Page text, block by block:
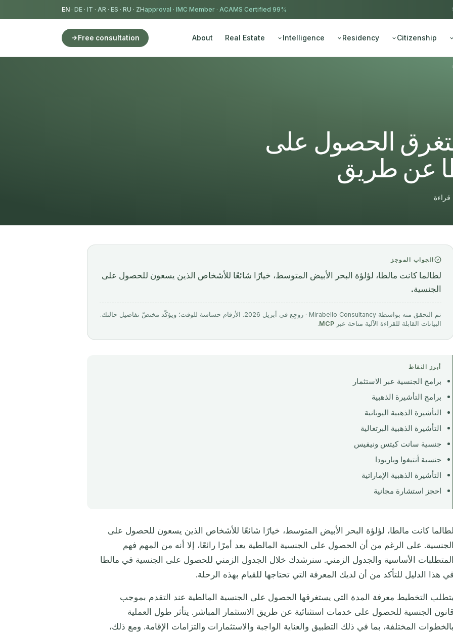
99% approval ·
IMC Member · ACAMS Certified
EN · DE · IT · AR · ES · RU · ZH
Citizenship
Residency
Intelligence
Real Estate
About
Free consultation
الحصول على
عن طريق
الجواب الموجز
لطالما كانت مالطا، لؤلؤة البحر الأبيض المتوسط، خيارًا شائعًا للأشخاص الذين يسعون للحصول على
الجنسية.
تم التحقق منه بواسطة Mirabello Consultancy · روجِع في أبريل 2026. الأرقام حساسة للوقت؛ ويؤكّد مختصّ تفاصيل حالتك.
البيانات القابلة للقراءة الآلية متاحة عبر MCP
.
أبرز النقاط
برامج الجنسية عبر الاستثمار
برامج التأشيرة الذهبية
التأشيرة الذهبية اليونانية
التأشيرة الذهبية البرتغالية
جنسية سانت كيتس ونيفيس
جنسية أنتيغوا وباربودا
التأشيرة الذهبية الإماراتية
احجز استشارة مجانية
لطالما كانت مالطا، لؤلؤة البحر الأبيض المتوسط، خيارًا شائعًا للأشخاص الذين يسعون للحصول على
الجنسية. على الرغم من أن الحصول على الجنسية المالطية يعد أمرًا رائعًا، إلا أنه من المهم فهم
المتطلبات الأساسية والجدول الزمني. سنرشدك خلال الجدول الزمني للحصول على الجنسية في مالطا
في هذا الدليل للتأكد من أن لديك المعرفة التي تحتاجها للقيام بهذه الرحلة.
يتطلب التخطيط معرفة المدة التي يستغرقها الحصول على الجنسية المالطية عند التقدم بموجب
قانون الجنسية للحصول على خدمات استثنائية عن طريق الاستثمار المباشر. يتأثر طول العملية
بالخطوات المختلفة، بما في ذلك التطبيق والعناية الواجبة والاستثمارات والتزامات الإقامة. ومع ذلك،